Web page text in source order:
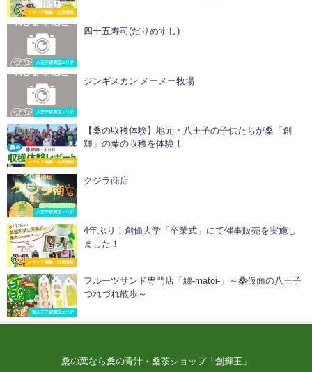
メディア掲載・出店情報
八王子駅周辺エリア
四十五寿司(だりめすし)
八王子駅周辺エリア
ジンギスカン メーメー牧場
メディア掲載・出店情報
【桑の収穫体験】地元・八王子の子供たちが桑「創
輝」の葉の収穫を体験！
八王子駅周辺エリア
クジラ商店
メディア掲載・出店情報
4年ぶり！創価大学「卒業式」にて催事販売を実施し
ました！
西八王子駅周辺エリア
フルーツサンド専門店「纏-matoi-」～桑仮面の八王子
つれづれ散歩～
桑の葉なら桑の青汁・桑茶ショップ「創輝王」